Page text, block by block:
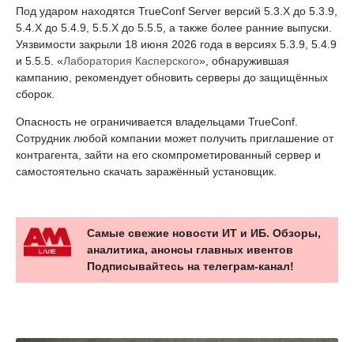
Под ударом находятся TrueConf Server версий 5.3.X до 5.3.9,
5.4.X до 5.4.9, 5.5.X до 5.5.5, а также более ранние выпуски.
Уязвимости закрыли 18 июня 2026 года в версиях 5.3.9, 5.4.9
и 5.5.5. «Лаборатория Касперского», обнаружившая
кампанию, рекомендует обновить серверы до защищённых
сборок.
Опасность не ограничивается владельцами TrueConf.
Сотрудник любой компании может получить приглашение от
контрагента, зайти на его скомпрометированный сервер и
самостоятельно скачать заражённый установщик.
Самые свежие новости ИТ и ИБ. Обзоры,
аналитика, анонсы главных ивентов
Подписывайтесь на телеграм-канал!